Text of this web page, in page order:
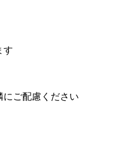
す
ご配慮ください